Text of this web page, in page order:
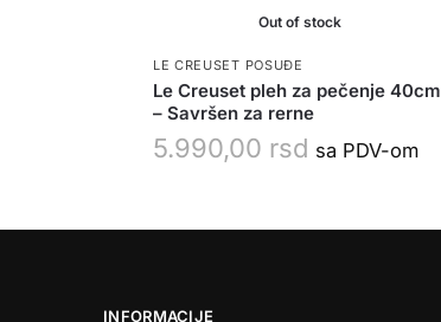
Out of stock
LE CREUSET POSUĐE
Le Creuset pleh za pečenje 40cm
– Savršen za rerne
5.990,00 rsd sa PDV-om
INFORMACIJE